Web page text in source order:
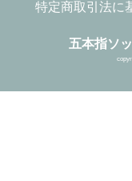
特定商取引法に
五本指ソ